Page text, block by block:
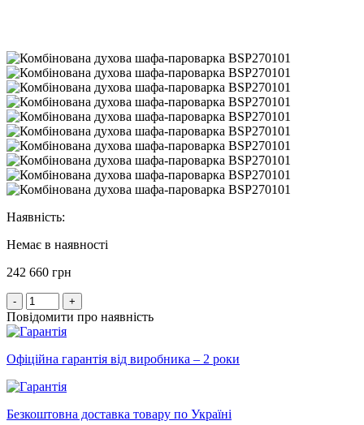
Наявність:
Немає в наявності
242 660 грн
- +
Повідомити про наявність
Офіційна гарантія від виробника – 2 роки
Безкоштовна доставка товару по Україні